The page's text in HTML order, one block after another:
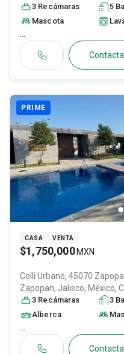
Jalisco, México, C.P. 45136,
3 Recámaras 5
Mascota
...
PRIME
CASA VENTA
$1,750,000 MXN
Colli Urbano, 45070
Zapopan, Jalisco, México,
3 Recámaras 3
Alberca
...